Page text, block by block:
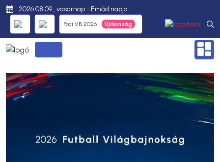
2026.08.09., vasárnap - Emőd napja
Foci VB 2026